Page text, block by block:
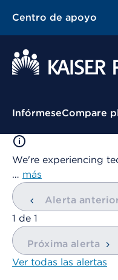
Centro de apoyo
Menú contextual
InfórmeseCompare
We're experiencing
… más
Alerta
mostrando
1 de 1
Próxima alerta
Ver todas las alertas